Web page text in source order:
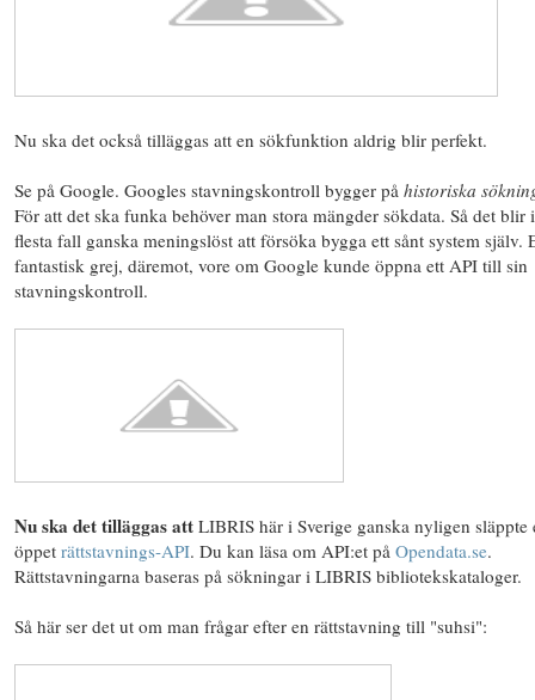
Nu ska det också tilläggas att en sökfunktion aldrig blir perfekt.
Se på Google. Googles stavningskontroll bygger på historiska
För att det ska funka behöver man stora mängder sökdata. Så det blir
flesta fall ganska meningslöst att försöka bygga ett sånt system själv.
fantastisk grej, däremot, vore om Google kunde öppna ett API till sin
stavningskontroll.
Nu ska det tilläggas att LIBRIS här i Sverige ganska nyligen släppte
öppet rättstavnings-API. Du kan läsa om API:et på Opendata.se.
Rättstavningarna baseras på sökningar i LIBRIS bibliotekskataloger.
Så här ser det ut om man frågar efter en rättstavning till "suhsi":